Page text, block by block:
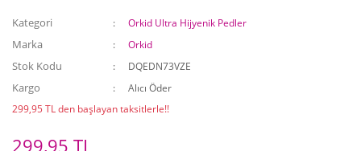
Kategori Orkid Ultra Hijyenik Pedler
Marka Orkid
Stok Kodu DQEDN73VZE
Kargo
Alıcı Öder
299,95 TL den başlayan taksitlerle!!
299,95 TL